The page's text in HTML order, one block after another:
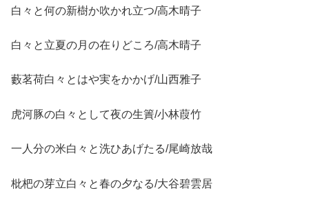
白々と何の新樹か吹かれ立つ/高木晴子
白々と立夏の月の在りどころ/高木晴子
藪茗荷白々とはや実をかかげ/山西雅子
虎河豚の白々として夜の生簀/小林葭竹
一人分の米白々と洗ひあげたる/尾崎放哉
枇杷の芽立白々と春の夕なる/大谷碧雲居